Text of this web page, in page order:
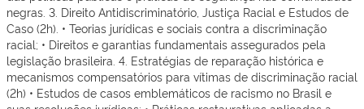
negras. 3. Direito Antidiscriminatório, Justiça Racial e Estudos de
Caso (2h). • Teorias jurídicas e sociais contra a discriminação
racial; • Direitos e garantias fundamentais assegurados pela
legislação brasileira. 4. Estratégias de reparação histórica e
mecanismos compensatórios para vítimas de discriminação racial
(2h) • Estudos de casos emblemáticos de racismo no Brasil e